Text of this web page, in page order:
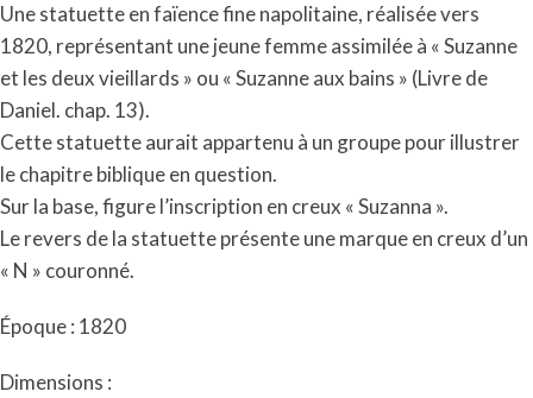
Une statuette en faïence fine napolitaine, réalisée vers
1820, représentant une jeune femme assimilée à « Suzanne
et les deux vieillards » ou « Suzanne aux bains » (Livre de
Daniel. chap. 13).
Cette statuette aurait appartenu à un groupe pour illustrer
le chapitre biblique en question.
Sur la base, figure l’inscription en creux « Suzanna ».
Le revers de la statuette présente une marque en creux d’un
« N » couronné.
Époque : 1820
Dimensions :